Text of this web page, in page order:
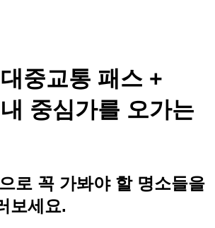
중교통 패스 +
중심가를 오가는
로 꼭 가봐야 할 명소들을
보세요.